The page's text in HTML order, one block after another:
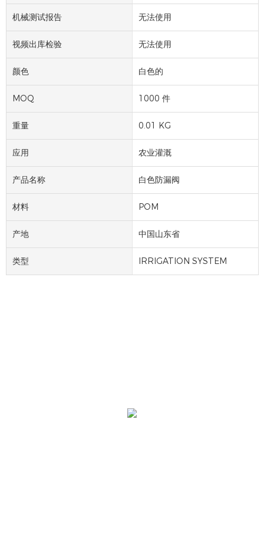
机械测试报告 无法使用
视频出库检验 无法使用
颜色 白色的
MOQ 1000 件
重量 0.01 KG
应用 农业灌溉
产品名称 白色防漏阀
材料 POM
产地 中国山东省
类型 IRRIGATION SYSTEM